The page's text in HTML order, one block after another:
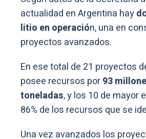
actualidad en Argentina hay
litio en operación, una en
proyectos avanzados.
En ese total de 21 proyectos
posee recursos por93
toneladas, y los 10 de mayor
86% de los recursos que se
Una vez avanzados los